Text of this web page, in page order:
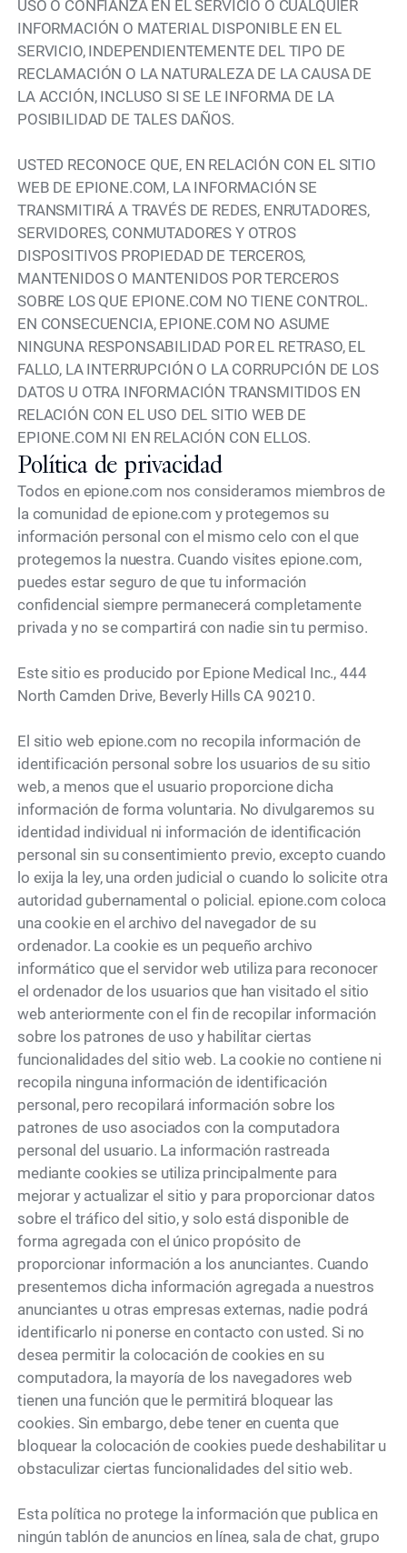
USO O CONFIANZA EN EL SERVICIO O CUALQUIER
INFORMACIÓN O MATERIAL DISPONIBLE EN EL
SERVICIO, INDEPENDIENTEMENTE DEL TIPO DE
RECLAMACIÓN O LA NATURALEZA DE LA CAUSA DE
LA ACCIÓN, INCLUSO SI SE LE INFORMA DE LA
POSIBILIDAD DE TALES DAÑOS.
USTED RECONOCE QUE, EN RELACIÓN CON EL SITIO
WEB DE EPIONE.COM, LA INFORMACIÓN SE
TRANSMITIRÁ A TRAVÉS DE REDES, ENRUTADORES,
SERVIDORES, CONMUTADORES Y OTROS
DISPOSITIVOS PROPIEDAD DE TERCEROS,
MANTENIDOS O MANTENIDOS POR TERCEROS
SOBRE LOS QUE EPIONE.COM NO TIENE CONTROL.
EN CONSECUENCIA, EPIONE.COM NO ASUME
NINGUNA RESPONSABILIDAD POR EL RETRASO, EL
FALLO, LA INTERRUPCIÓN O LA CORRUPCIÓN DE LOS
DATOS U OTRA INFORMACIÓN TRANSMITIDOS EN
RELACIÓN CON EL USO DEL SITIO WEB DE
EPIONE.COM NI EN RELACIÓN CON ELLOS.
Política de privacidad
Todos en epione.com nos consideramos miembros de
la comunidad de epione.com y protegemos su
información personal con el mismo celo con el que
protegemos la nuestra. Cuando visites epione.com,
puedes estar seguro de que tu información
confidencial siempre permanecerá completamente
privada y no se compartirá con nadie sin tu permiso.
Este sitio es producido por Epione Medical Inc., 444
North Camden Drive, Beverly Hills CA 90210.
El sitio web epione.com no recopila información de
identificación personal sobre los usuarios de su sitio
web, a menos que el usuario proporcione dicha
información de forma voluntaria. No divulgaremos su
identidad individual ni información de identificación
personal sin su consentimiento previo, excepto cuando
lo exija la ley, una orden judicial o cuando lo solicite otra
autoridad gubernamental o policial. epione.com coloca
una cookie en el archivo del navegador de su
ordenador. La cookie es un pequeño archivo
informático que el servidor web utiliza para reconocer
el ordenador de los usuarios que han visitado el sitio
web anteriormente con el fin de recopilar información
sobre los patrones de uso y habilitar ciertas
funcionalidades del sitio web. La cookie no contiene ni
recopila ninguna información de identificación
personal, pero recopilará información sobre los
patrones de uso asociados con la computadora
personal del usuario. La información rastreada
mediante cookies se utiliza principalmente para
mejorar y actualizar el sitio y para proporcionar datos
sobre el tráfico del sitio, y solo está disponible de
forma agregada con el único propósito de
proporcionar información a los anunciantes. Cuando
presentemos dicha información agregada a nuestros
anunciantes u otras empresas externas, nadie podrá
identificarlo ni ponerse en contacto con usted. Si no
desea permitir la colocación de cookies en su
computadora, la mayoría de los navegadores web
tienen una función que le permitirá bloquear las
cookies. Sin embargo, debe tener en cuenta que
bloquear la colocación de cookies puede deshabilitar u
obstaculizar ciertas funcionalidades del sitio web.
Esta política no protege la información que publica en
ningún tablón de anuncios en línea, sala de chat, grupo